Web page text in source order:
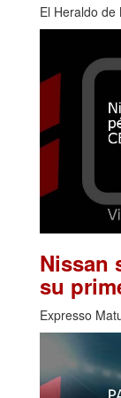
El Heraldo de
Nissan
su
Expresso